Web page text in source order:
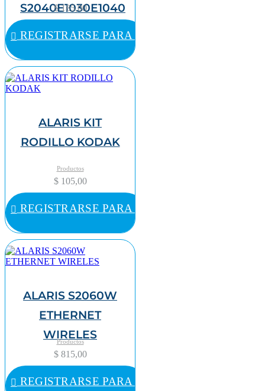
S2040E1030E1040
$ 185,00
REGISTRARSE PARA COMPRAR
ALARIS KIT
RODILLO KODAK
Productos
$ 105,00
REGISTRARSE PARA COMPRAR
ALARIS S2060W
ETHERNET
WIRELES
Productos
$ 815,00
REGISTRARSE PARA COMPRAR